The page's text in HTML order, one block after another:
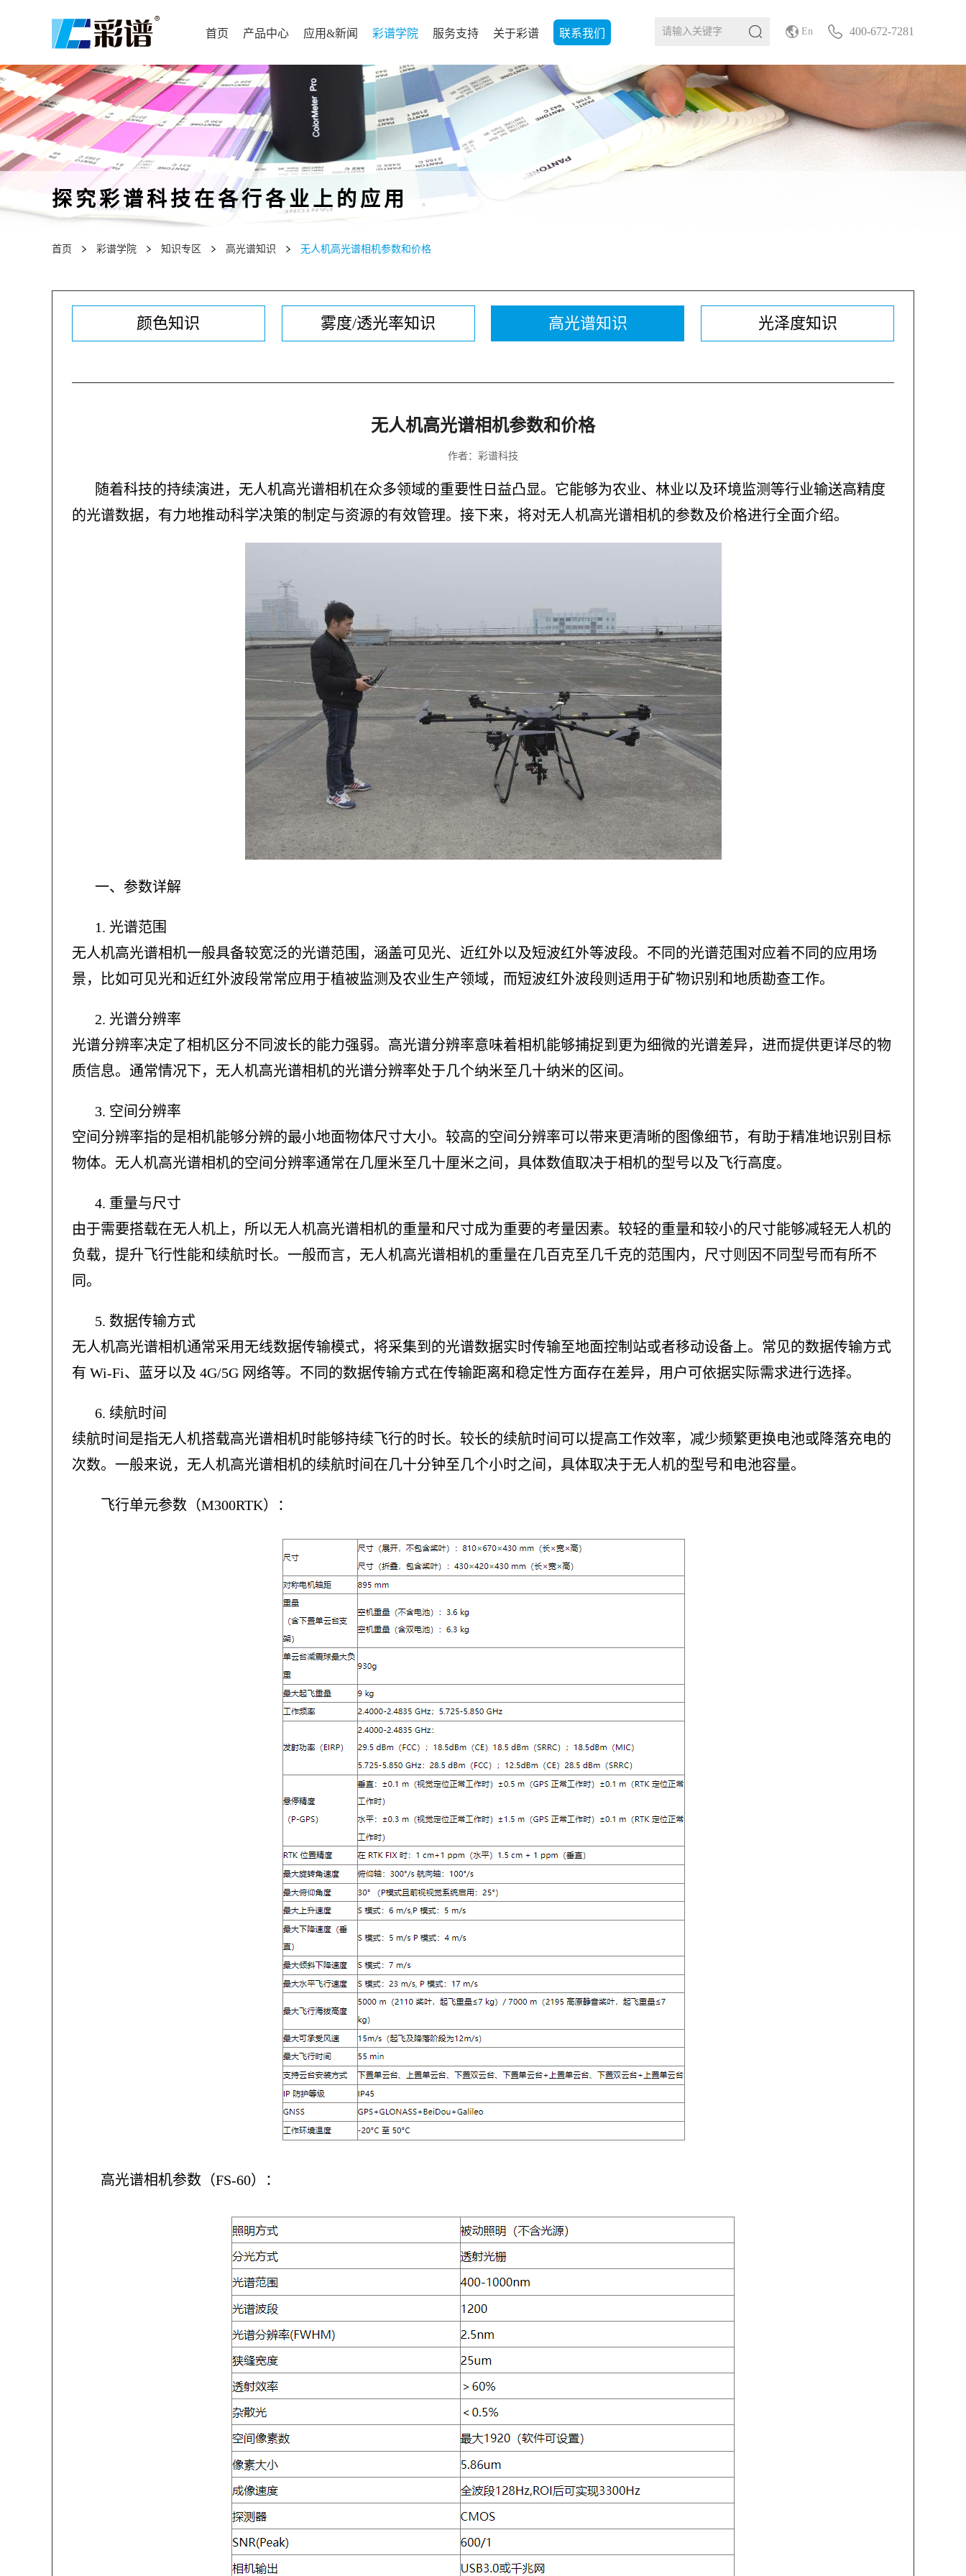
首页 产品中心 应用&新闻 彩谱学院 服务支持 关于彩谱 联系我们 En 400-672-7281
探究彩谱科技在各行各业上的应用
首页 彩谱学院 知识专区 高光谱知识 无人机高光谱相机参数和价格
颜色知识 雾度/透光率知识 高光谱知识 光泽度知识
无人机高光谱相机参数和价格
作者：彩谱科技
随着科技的持续演进，无人机高光谱相机在众多领域的重要性日益凸显。它能够为农业、林业以及环境监测等行业输送高精度
的光谱数据，有力地推动科学决策的制定与资源的有效管理。接下来，将对无人机高光谱相机的参数及价格进行全面介绍。
一、参数详解
1. 光谱范围
无人机高光谱相机一般具备较宽泛的光谱范围，涵盖可见光、近红外以及短波红外等波段。不同的光谱范围对应着不同的应用场
景，比如可见光和近红外波段常常应用于植被监测及农业生产领域，而短波红外波段则适用于矿物识别和地质勘查工作。
2. 光谱分辨率
光谱分辨率决定了相机区分不同波长的能力强弱。高光谱分辨率意味着相机能够捕捉到更为细微的光谱差异，进而提供更详尽的物
质信息。通常情况下，无人机高光谱相机的光谱分辨率处于几个纳米至几十纳米的区间。
3. 空间分辨率
空间分辨率指的是相机能够分辨的最小地面物体尺寸大小。较高的空间分辨率可以带来更清晰的图像细节，有助于精准地识别目标
物体。无人机高光谱相机的空间分辨率通常在几厘米至几十厘米之间，具体数值取决于相机的型号以及飞行高度。
4. 重量与尺寸
由于需要搭载在无人机上，所以无人机高光谱相机的重量和尺寸成为重要的考量因素。较轻的重量和较小的尺寸能够减轻无人机的
负载，提升飞行性能和续航时长。一般而言，无人机高光谱相机的重量在几百克至几千克的范围内，尺寸则因不同型号而有所不
同。
5. 数据传输方式
无人机高光谱相机通常采用无线数据传输模式，将采集到的光谱数据实时传输至地面控制站或者移动设备上。常见的数据传输方式
有 Wi-Fi、蓝牙以及 4G/5G 网络等。不同的数据传输方式在传输距离和稳定性方面存在差异，用户可依据实际需求进行选择。
6. 续航时间
续航时间是指无人机搭载高光谱相机时能够持续飞行的时长。较长的续航时间可以提高工作效率，减少频繁更换电池或降落充电的
次数。一般来说，无人机高光谱相机的续航时间在几十分钟至几个小时之间，具体取决于无人机的型号和电池容量。
飞行单元参数（M300RTK）：
高光谱相机参数（FS-60）：